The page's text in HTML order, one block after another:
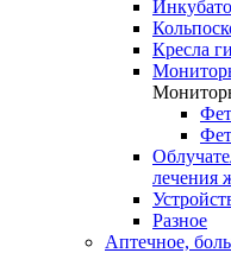
Кресла
лечения
Разное
Аптечное,